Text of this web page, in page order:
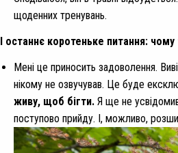
щоденних тренувань.
І останнє коротеньке питання: чому
Мені це приносить задоволення.
нікому не озвучував. Це буде
живу, щоб бігти. Я ще не
поступово прийду. І, можливо,